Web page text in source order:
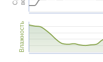
Влажность